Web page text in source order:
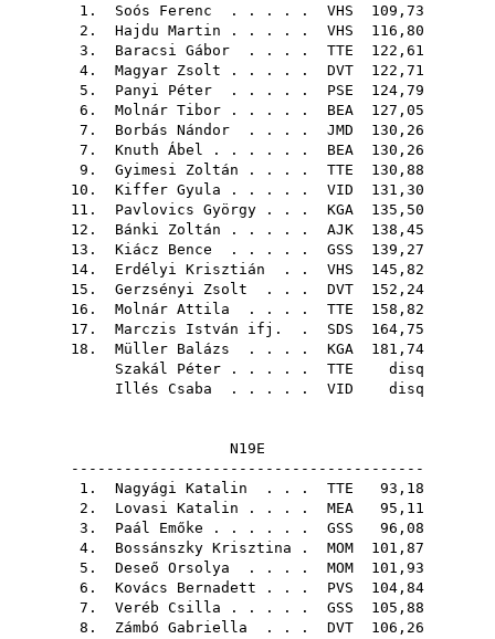
1. Soós Ferenc . . . . . VHS 109,73
2. Hajdu Martin . . . . . VHS 116,80
3. Baracsi Gábor . . . . TTE 122,61
4. Magyar Zsolt . . . . . DVT 122,71
5. Panyi Péter . . . . . PSE 124,79
6. Molnár Tibor . . . . . BEA 127,05
7. Borbás Nándor . . . . JMD 130,26
7. Knuth Ábel . . . . . . BEA 130,26
9. Gyimesi Zoltán . . . . TTE 130,88
10. Kiffer Gyula . . . . . VID 131,30
11. Pavlovics György . . . KGA 135,50
12. Bánki Zoltán . . . . . AJK 138,45
13. Kiácz Bence . . . . . GSS 139,27
14. Erdélyi Krisztián . . VHS 145,82
15. Gerzsényi Zsolt . . . DVT 152,24
16. Molnár Attila . . . . TTE 158,82
17. Marczis István ifj. . SDS 164,75
18. Müller Balázs . . . . KGA 181,74
Szakál Péter . . . . . TTE disq
Illés Csaba . . . . . VID disq
N19E
----------------------------------------
1. Nagyági Katalin . . . TTE 93,18
2. Lovasi Katalin . . . . MEA 95,11
3. Paál Emőke . . . . . . GSS 96,08
4. Bossánszky Krisztina . MOM 101,87
5. Deseő Orsolya . . . . MOM 101,93
6. Kovács Bernadett . . . PVS 104,84
7. Veréb Csilla . . . . . GSS 105,88
8. Zámbó Gabriella . . . DVT 106,26